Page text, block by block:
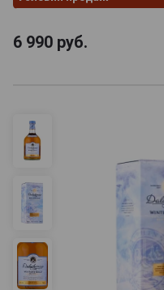
6 990 руб.